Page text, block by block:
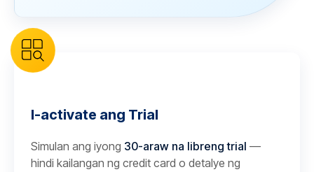
I-activate ang Trial
Simulan ang iyong 30-araw na libreng trial —
hindi kailangan ng credit card o detalye ng